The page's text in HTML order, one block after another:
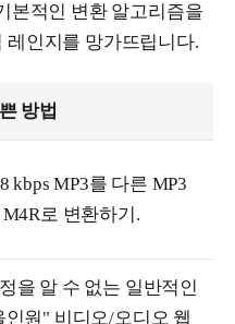
본적인 변환 알고리즘을
인지를 망가뜨립니다.
방법
kbps MP3를 다른 MP3
M4R로 변환하기.
을 알 수 없는 일반적인
인원" 비디오/오디오 웹